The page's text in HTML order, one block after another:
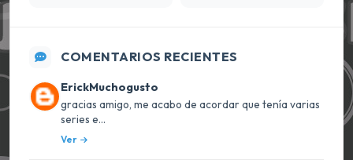
COMENTARIOS RECIENTES
ErickMuchogusto
gracias amigo, me acabo de acordar que tenía varias
series e...
Ver